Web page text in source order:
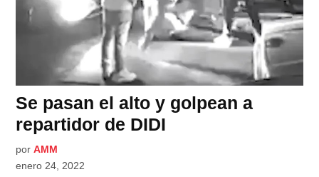
Se pasan el alto y golpean a
repartidor de DIDI
por AMM
enero 24, 2022